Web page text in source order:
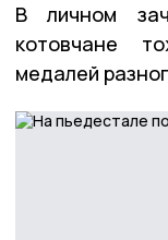
В личном
котовчане
медалей